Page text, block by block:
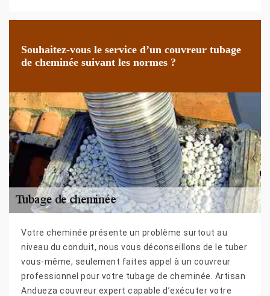
Souhaitez-vous le service d’un couvreur tubage
de cheminée suivant les normes ?
Votre cheminée présente un problème surtout au
niveau du conduit, nous vous déconseillons de le tuber
vous-même, seulement faites appel à un couvreur
professionnel pour votre tubage de cheminée. Artisan
Andueza couvreur expert capable d’exécuter votre